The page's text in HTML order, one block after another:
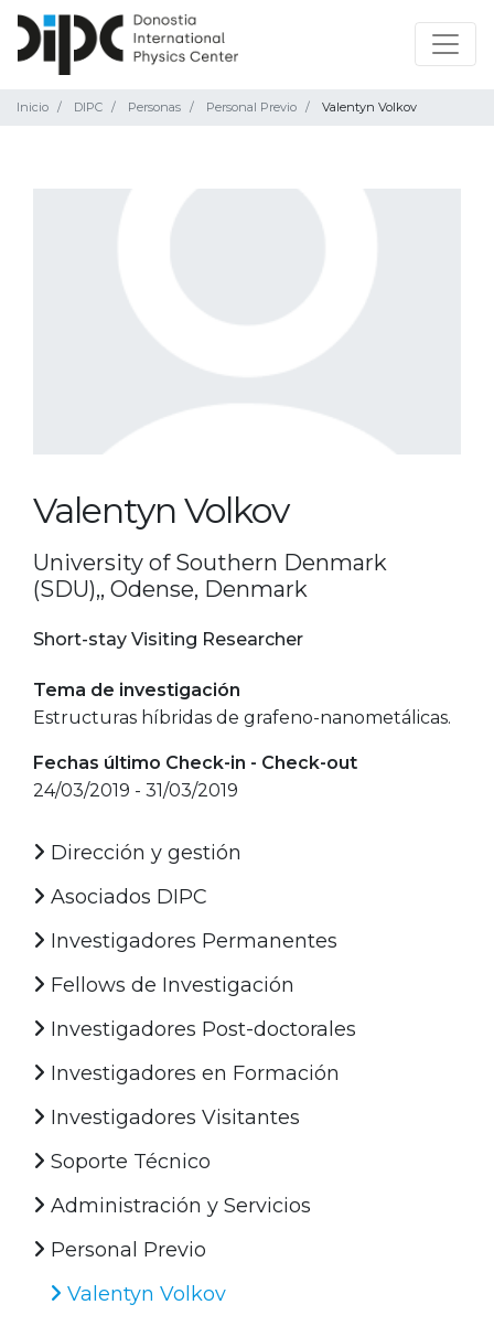
Inicio DIPC Personas Personal Previo Valentyn Volkov
Valentyn Volkov
University of Southern Denmark
(SDU),, Odense, Denmark
Short-stay Visiting Researcher
Tema de investigación
Estructuras híbridas de grafeno-nanometálicas.
Fechas último Check-in - Check-out
24/03/2019 - 31/03/2019
Dirección y gestión
Asociados DIPC
Investigadores Permanentes
Fellows de Investigación
Investigadores Post-doctorales
Investigadores en Formación
Investigadores Visitantes
Soporte Técnico
Administración y Servicios
Personal Previo
Valentyn Volkov